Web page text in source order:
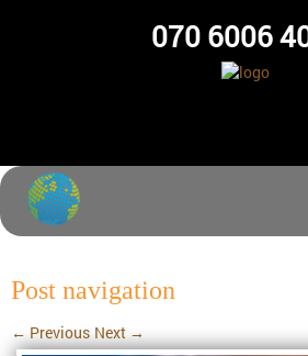
070 6006
Post navigation
← Previous Next →